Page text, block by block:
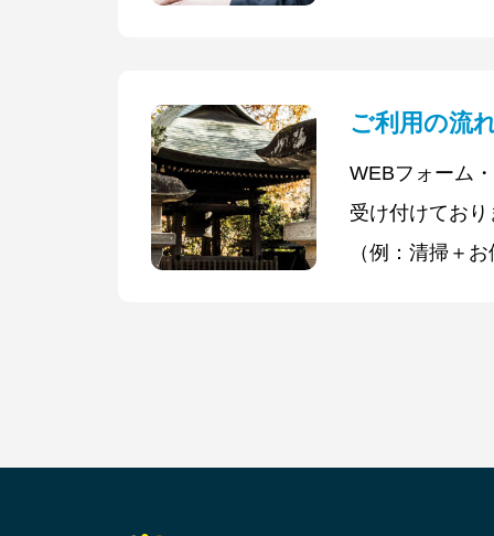
めて対応いた
気持ちを大切
ご利用の流
WEBフォーム
受け付けてお
（例：清掃＋